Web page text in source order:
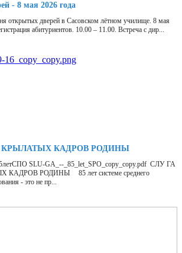
- 8 мая 2026 года
дверей в Сасовском лётном училище. 8 мая
абитуриентов. 10.00 – 11.00. Встреча с дир...
КРЫЛАТЫХ КАДРОВ РОДИНЫ
SLU-GA_--_85_let_SPO_copy_copy.pdf СЛУ ГА
РОДИНЫ 85 лет системе среднего
- это не пр...